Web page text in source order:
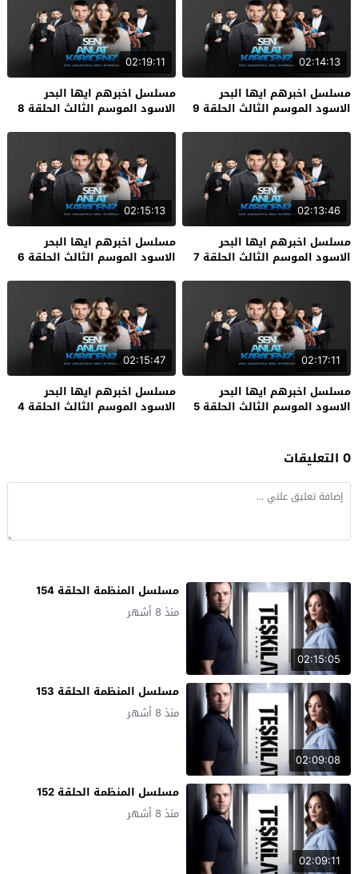
02:14:13
مسلسل اخبرهم ايها البحر
الاسود الموسم الثالث الحلقة 9
02:19:11
مسلسل اخبرهم ايها البحر
الاسود الموسم الثالث الحلقة 8
02:13:46
مسلسل اخبرهم ايها البحر
الاسود الموسم الثالث الحلقة 7
02:15:13
مسلسل اخبرهم ايها البحر
الاسود الموسم الثالث الحلقة 6
02:17:11
مسلسل اخبرهم ايها البحر
الاسود الموسم الثالث الحلقة 5
02:15:47
مسلسل اخبرهم ايها البحر
الاسود الموسم الثالث الحلقة 4
0 التعليقات
02:15:05
مسلسل المنظمة الحلقة 154
منذ 8 أشهر
02:09:08
مسلسل المنظمة الحلقة 153
منذ 8 أشهر
02:09:11
مسلسل المنظمة الحلقة 152
منذ 8 أشهر